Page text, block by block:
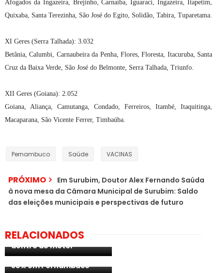
Afogados da Ingazeira, Brejinho, Carnaíba, Iguaraci, Ingazeira, Itapetim,
Quixaba, Santa Terezinha, São José do Egito, Solidão, Tabira, Tuparetama.
XI Geres (Serra Talhada): 3.032
Betânia, Calumbi, Carnaubeira da Penha, Flores, Floresta, Itacuruba, Santa
Cruz da Baixa Verde, São José do Belmonte, Serra Talhada, Triunfo.
XII Geres (Goiana): 2.052
Goiana, Aliança, Camutanga, Condado, Ferreiros, Itambé, Itaquitinga,
Macaparana, São Vicente Ferrer, Timbaúba.
Pernambuco Saúde VACINAS
PRÓXIMO
Em Surubim, Doutor Alex Fernando Saúda
à nova mesa da Câmara Municipal de Surubim: Saldo
das eleições municipais e perspectivas de futuro
RELACIONADOS
fulminante e morre
dentro de motel
Ocupação de leitos
pediátricos para
doenças respiratórias na
rede pública chega a
83% em Pernambuco